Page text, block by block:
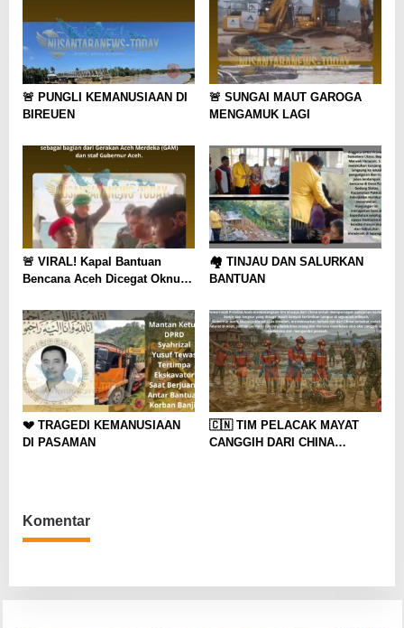
🚨 PUNGLI KEMANUSIAAN DI
BIREUEN
🚨 SUNGAI MAUT GAROGA
MENGAMUK LAGI
🚨 VIRAL! Kapal Bantuan
Bencana Aceh Dicegat Oknum
Gubernur
🏘️ TINJAU DAN SALURKAN
BANTUAN
💔 TRAGEDI KEMANUSIAAN
DI PASAMAN
🇨🇳 TIM PELACAK MAYAT
CANGGIH DARI CHINA
Komentar